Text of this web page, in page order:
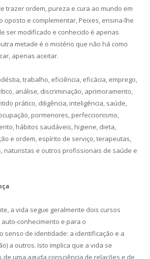
trazer ordem, pureza e cura ao mundo em
oposto e complementar, Peixes, ensina-lhe
ser modificado e conhecido é apenas
metade é o mistério que não há como
apenas aceitar.
trabalho, eficiência, eficácia, emprego,
análise, discriminação, aprimoramento,
prático, diligência, inteligência, saúde,
pormenores, perfeccionismo,
hábitos saudáveis, higiene, dieta,
e ordem, espírito de serviço, terapeutas,
naturistas e outros profissionais de saúde e
a vida segue geralmente dois cursos
conhecimento e para o
senso de identidade: a identificação e a
a outros. Isto implica que a vida se